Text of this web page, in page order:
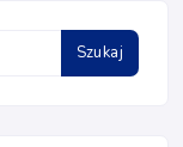
Szukaj